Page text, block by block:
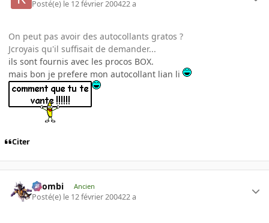
Posté(e) le 12 février 200422 a
On peut pas avoir des autocollants gratos ?
Jcroyais qu'il suffisait de demander...
ils sont fournis avec les procos BOX.
mais bon je prefere mon autocollant lian li
Citer
XZombi Ancien
Posté(e) le 12 février 200422 a